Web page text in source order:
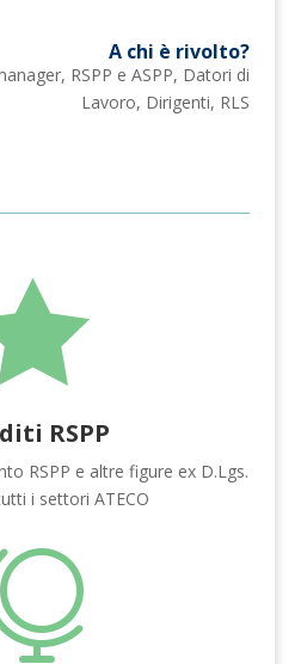
A chi è rivolto?
RSPP e ASPP, Datori di
Lavoro, Dirigenti, RLS
RSPP
RSPP e altre figure ex D.Lgs.
i settori ATECO